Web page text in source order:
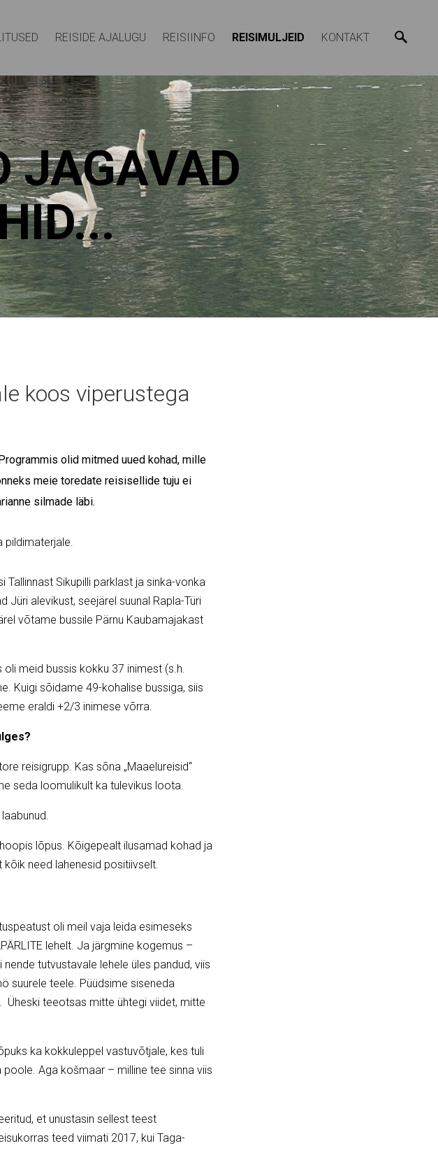
REISIDE AJALUGU REISIINFO REISIMULJEID KONTAKT
JAGAVAD
koos viperustega
olid mitmed uued kohad, mille
meie toredate reisisellide tuju ei
silmade läbi.
pildimaterjale.
Tallinnast Sikupilli parklast ja sinka-vonka
alevikust, seejärel suunal Rapla-Türi
võtame bussile Pärnu Kaubamajakast
oli meid bussis kokku 37 inimest (s.h.
Kuigi sõidame 49-kohalise bussiga, siis
eraldi +2/3 inimese võrra.
reisigrupp. Kas sõna „Maaelureisid“
seda loomulikult ka tulevikus loota.
lõpus. Kõigepealt ilusamad kohad ja
need lahenesid positiivselt.
oli meil vaja leida esimeseks
lehelt. Ja järgmine kogemus –
tutvustavale lehele üles pandud, viis
suurele teele. Püüdsime siseneda
Üheski teeotsas mitte ühtegi viidet, mitte
ka kokkuleppel vastuvõtjale, kes tuli
Aga košmaar – milline tee sinna viis
et unustasin sellest teest
teed viimati 2017, kui Taga-